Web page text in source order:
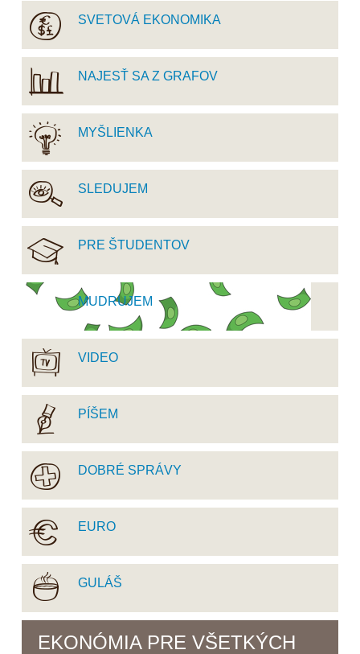
SVETOVÁ EKONOMIKA
NAJESŤ SA Z GRAFOV
MYŠLIENKA
SLEDUJEM
PRE ŠTUDENTOV
MUDRUJEM
VIDEO
PÍŠEM
DOBRÉ SPRÁVY
EURO
GULÁŠ
EKONÓMIA PRE VŠETKÝCH